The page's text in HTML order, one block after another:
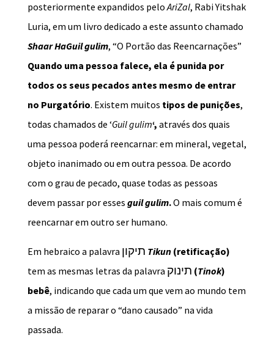
posteriormente expandidos peloAriZal, Rabi Yitshak
Luria, em um livro dedicado a este assunto chamado
Shaar HaGuil gulim, “O Portão das Reencarnações”
Quando uma pessoa falece, ela é punida por
todos os seus pecados antes mesmo de entrar
no Purgatório. Existem muitos tipos de punições,
todas chamados de ‘Guil gulim‘, através dos quais
uma pessoa poderá reencarnar: em mineral, vegetal,
objeto inanimado ou em outra pessoa. De acordo
com o grau de pecado, quase todas as pessoas
devem passar por esses guil gulim.O mais comum é
reencarnar em outro ser humano.
Em hebraico a palavra תיקון Tikun (retificação)
tem as mesmas letras da palavra תינוק (Tinok)
bebê, indicando que cada um que vem ao mundo tem
a missão de reparar o “dano causado” na vida
passada.